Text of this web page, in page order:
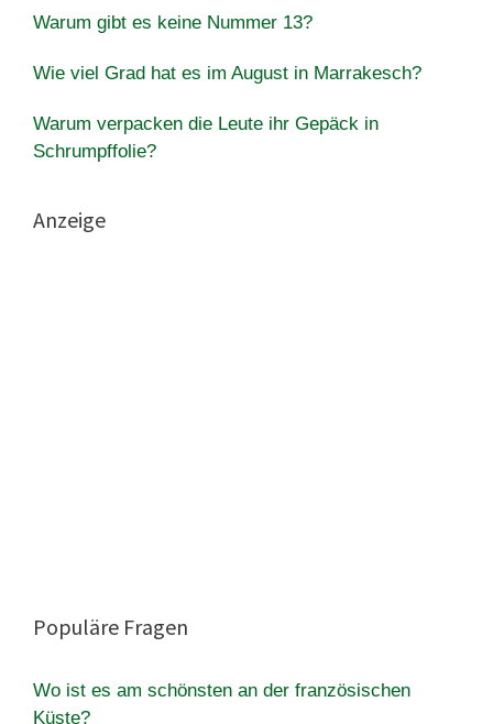
Warum gibt es keine Nummer 13?
Wie viel Grad hat es im August in Marrakesch?
Warum verpacken die Leute ihr Gepäck in
Schrumpffolie?
Anzeige
Populäre Fragen
Wo ist es am schönsten an der französischen
Küste?